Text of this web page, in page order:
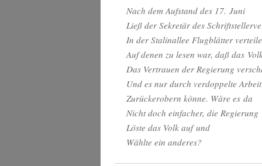
Nach dem Auf­stand des 17. Juni
Ließ der Sekre­tär des
In der Sta­lin­al­lee Flug­blät­ter
Auf denen zu lesen war, daß das
Das Ver­trau­en der Regie­rung
Und es nur durch ver­dop­pel­te Arbeit
Zurück­er­obern kön­ne. Wäre es da
Nicht doch ein­fa­cher, die Regierung
Lös­te das Volk auf und
Wähl­te ein anderes?